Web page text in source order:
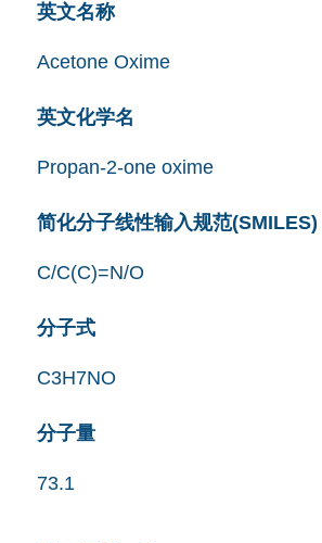
英文名称
Acetone Oxime
英文化学名
Propan-2-one oxime
简化分子线性输入规范(SMILES)
C/C(C)=N/O
分子式
C3H7NO
分子量
73.1